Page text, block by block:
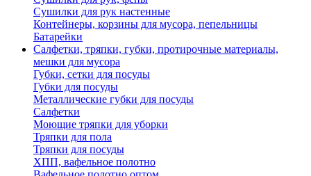
Сушилки для рук настенные
Контейнеры, корзины для мусора, пепельницы
Батарейки
Салфетки, тряпки, губки, протирочные материалы,
мешки для мусора
Губки, сетки для посуды
Губки для посуды
Металлические губки для посуды
Салфетки
Моющие тряпки для уборки
Тряпки для пола
Тряпки для посуды
ХПП, вафельное полотно